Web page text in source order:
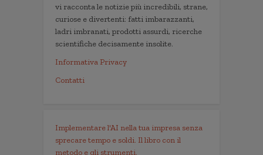
vi racconta le notizie più incredibili, strane,
curiose e divertenti: fatti imbarazzanti,
ladri imbranati, prodotti assurdi, ricerche
scientifiche decisamente insolite.
Informativa Privacy
Contatti
Implementare l'AI nella tua impresa senza
sprecare tempo e soldi. Il libro con il
metodo e gli strumenti.